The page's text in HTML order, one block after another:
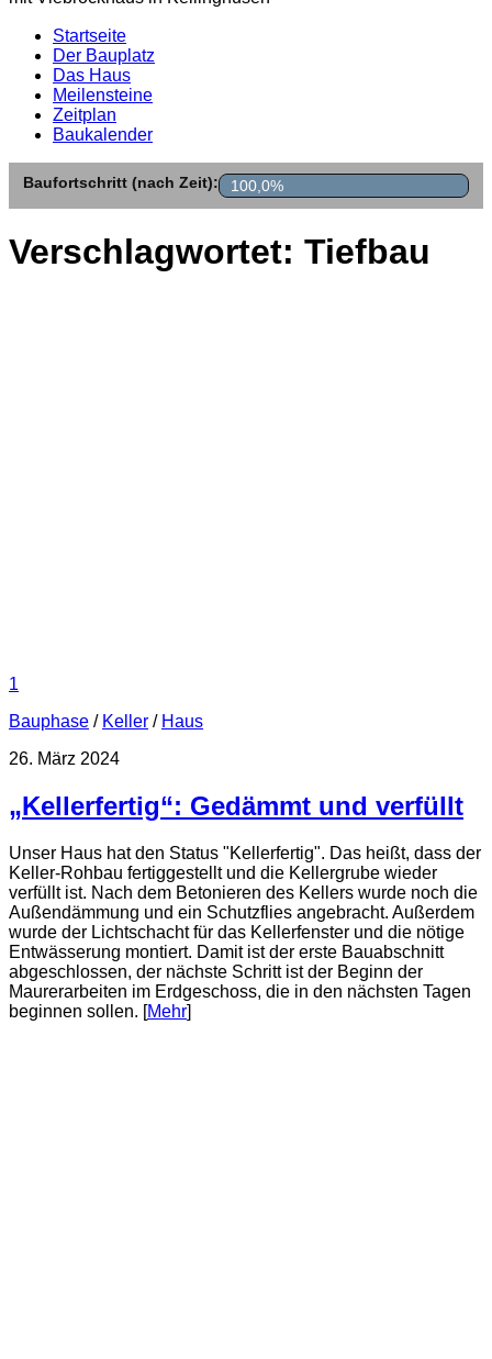
Startseite
Der Bauplatz
Das Haus
Meilensteine
Zeitplan
Baukalender
Baufortschritt (nach Zeit): 100,0%
Verschlagwortet: Tiefbau
1
Bauphase / Keller / Haus
26. März 2024
„Kellerfertig“: Gedämmt und verfüllt
Unser Haus hat den Status "Kellerfertig". Das heißt, dass der
Keller-Rohbau fertiggestellt und die Kellergrube wieder
verfüllt ist. Nach dem Betonieren des Kellers wurde noch die
Außendämmung und ein Schutzflies angebracht. Außerdem
wurde der Lichtschacht für das Kellerfenster und die nötige
Entwässerung montiert. Damit ist der erste Bauabschnitt
abgeschlossen, der nächste Schritt ist der Beginn der
Maurerarbeiten im Erdgeschoss, die in den nächsten Tagen
beginnen sollen. [Mehr]